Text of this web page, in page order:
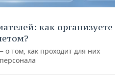
как организуете
том, как проходит для них